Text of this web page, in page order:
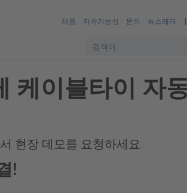
채용 지속가능성 문의 뉴스레터
케이블타이 자
현장 데모를 요청하세요.
!